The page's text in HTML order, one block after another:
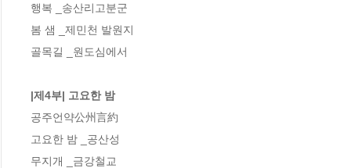
행복 _송산리고분군
봄 샘 _제민천 발원지
골목길 _원도심에서
|제4부| 고요한 밤
공주언약公州言約
고요한 밤 _공산성
무지개 _금강철교